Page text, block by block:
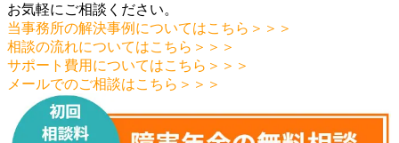
お気軽にご相談ください。
当事務所の解決事例についてはこちら＞＞＞
相談の流れについてはこちら＞＞＞
サポート費用についてはこちら＞＞＞
メールでのご相談はこちら＞＞＞